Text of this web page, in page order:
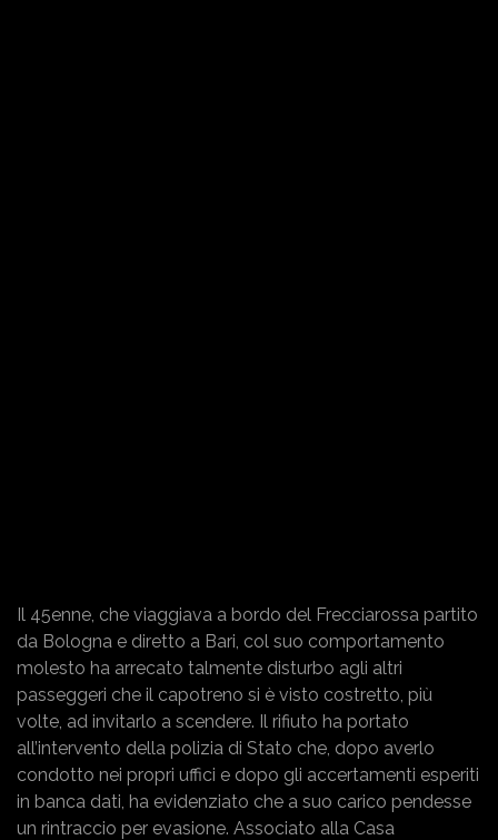
Il 45enne, che viaggiava a bordo del Frecciarossa partito
da Bologna e diretto a Bari, col suo comportamento
molesto ha arrecato talmente disturbo agli altri
passeggeri che il capotreno si è visto costretto, più
volte, ad invitarlo a scendere. Il rifiuto ha portato
all’intervento della polizia di Stato che, dopo averlo
condotto nei propri uffici e dopo gli accertamenti esperiti
in banca dati, ha evidenziato che a suo carico pendesse
un rintraccio per evasione. Associato alla Casa